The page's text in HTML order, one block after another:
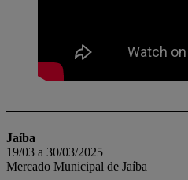
Jaíba
19/03 a 30/03/2025
Mercado Municipal de Jaíba